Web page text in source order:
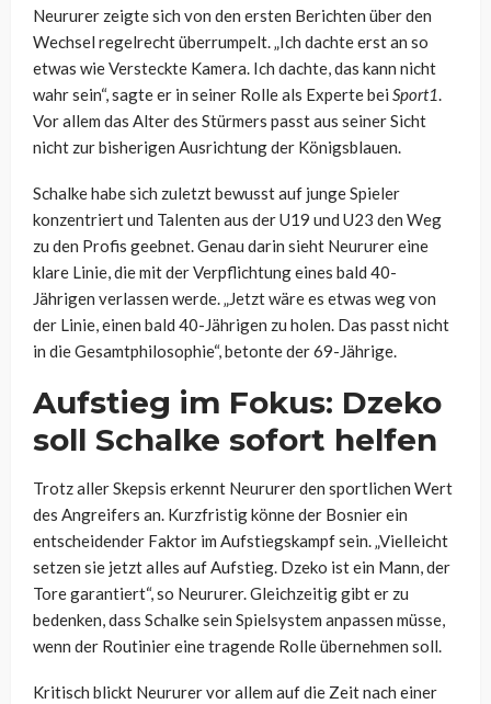
Neururer zeigte sich von den ersten Berichten über den
Wechsel regelrecht überrumpelt. „Ich dachte erst an so
etwas wie Versteckte Kamera. Ich dachte, das kann nicht
wahr sein“, sagte er in seiner Rolle als Experte bei Sport1.
Vor allem das Alter des Stürmers passt aus seiner Sicht
nicht zur bisherigen Ausrichtung der Königsblauen.
Schalke habe sich zuletzt bewusst auf junge Spieler
konzentriert und Talenten aus der U19 und U23 den Weg
zu den Profis geebnet. Genau darin sieht Neururer eine
klare Linie, die mit der Verpflichtung eines bald 40-
Jährigen verlassen werde. „Jetzt wäre es etwas weg von
der Linie, einen bald 40-Jährigen zu holen. Das passt nicht
in die Gesamtphilosophie“, betonte der 69-Jährige.
Aufstieg im Fokus: Dzeko
soll Schalke sofort helfen
Trotz aller Skepsis erkennt Neururer den sportlichen Wert
des Angreifers an. Kurzfristig könne der Bosnier ein
entscheidender Faktor im Aufstiegskampf sein. „Vielleicht
setzen sie jetzt alles auf Aufstieg. Dzeko ist ein Mann, der
Tore garantiert“, so Neururer. Gleichzeitig gibt er zu
bedenken, dass Schalke sein Spielsystem anpassen müsse,
wenn der Routinier eine tragende Rolle übernehmen soll.
Kritisch blickt Neururer vor allem auf die Zeit nach einer